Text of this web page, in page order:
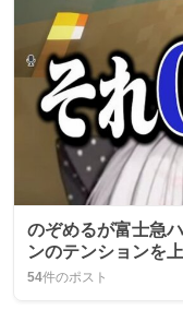
のぞめるが富士急
ンのテンションを
54件のポスト